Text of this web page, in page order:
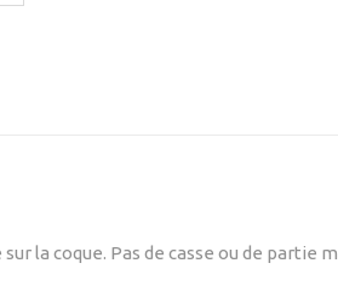
la coque. Pas de casse ou de partie